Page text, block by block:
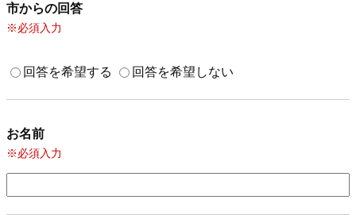
市からの回答
※必須入力
回答を希望する 回答を希望しない
お名前
※必須入力